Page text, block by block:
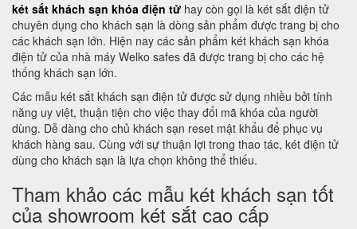
két sắt khách sạn khóa điện tử hay còn gọi là két sắt điện tử
chuyên dụng cho khách sạn là dòng sản phẩm được trang bị cho
các khách sạn lớn. Hiện nay các sản phẩm két khách sạn khóa
điện tử của nhà máy Welko safes đã được trang bị cho các hệ
thống khách sạn lớn.
Các mẫu két sắt khách sạn điện tử được sử dụng nhiều bởi tính
năng uy việt, thuận tiện cho việc thay đổi mã khóa của người
dùng. Dễ dàng cho chủ khách sạn reset mật khẩu để phục vụ
khách hàng sau. Cùng với sự thuận lợi trong thao tác, két điện tử
dùng cho khách sạn là lựa chọn không thể thiếu.
Tham khảo các mẫu két khách sạn tốt
của showroom két sắt cao cấp